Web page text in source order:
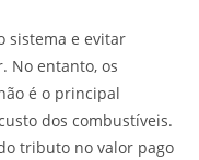
sistema e evitar
No entanto, os
é o principal
dos combustíveis.
tributo no valor pago